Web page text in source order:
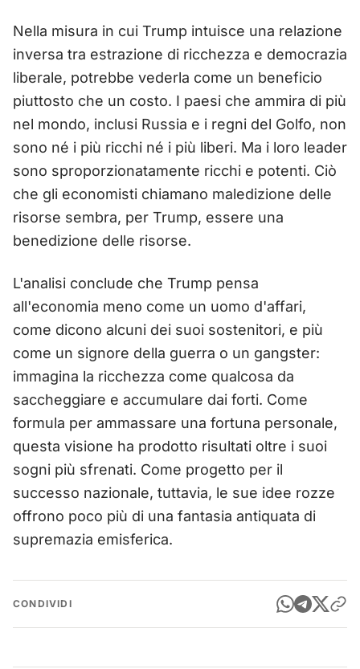
Nella misura in cui Trump intuisce una relazione
inversa tra estrazione di ricchezza e democrazia
liberale, potrebbe vederla come un beneficio
piuttosto che un costo. I paesi che ammira di più
nel mondo, inclusi Russia e i regni del Golfo, non
sono né i più ricchi né i più liberi. Ma i loro leader
sono sproporzionatamente ricchi e potenti. Ciò
che gli economisti chiamano maledizione delle
risorse sembra, per Trump, essere una
benedizione delle risorse.
L'analisi conclude che Trump pensa
all'economia meno come un uomo d'affari,
come dicono alcuni dei suoi sostenitori, e più
come un signore della guerra o un gangster:
immagina la ricchezza come qualcosa da
saccheggiare e accumulare dai forti. Come
formula per ammassare una fortuna personale,
questa visione ha prodotto risultati oltre i suoi
sogni più sfrenati. Come progetto per il
successo nazionale, tuttavia, le sue idee rozze
offrono poco più di una fantasia antiquata di
supremazia emisferica.
CONDIVIDI